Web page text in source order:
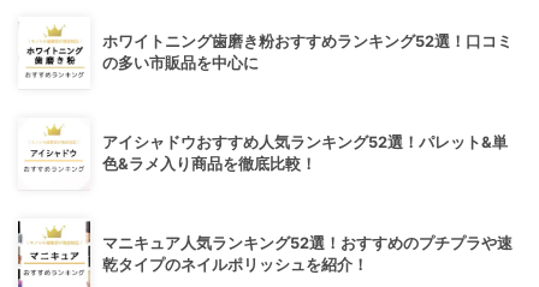
ホワイトニング歯磨き粉おすすめランキング52選！口コミ
の多い市販品を中心に
アイシャドウおすすめ人気ランキング52選！パレット&単
色&ラメ入り商品を徹底比較！
マニキュア人気ランキング52選！おすすめのプチプラや速
乾タイプのネイルポリッシュを紹介！